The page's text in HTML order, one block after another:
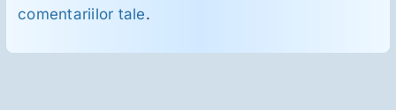
comentariilor tale.